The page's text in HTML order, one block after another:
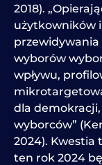
2018).
użytkowników
wyborów
wpływu,
dla
wyborców”
2024). Kwestia
ten rok 2024